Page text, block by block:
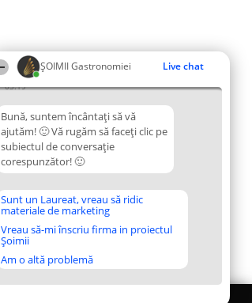
ȘOIMII Gastronomiei Live chat
03:19
Bună, suntem încântați să vă
ajutăm! 🙂 Vă rugăm să faceți clic pe
subiectul de conversație
corespunzător! 🙂
Sunt un Laureat, vreau să ridic
materiale de marketing
Vreau să-mi înscriu firma in proiectul
Șoimii
Am o altă problemă